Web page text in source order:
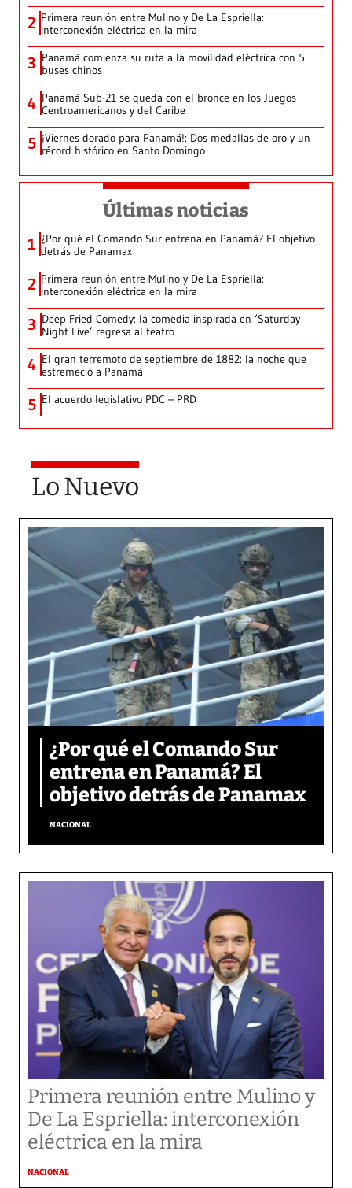
2 Primera reunión entre Mulino y De La Espriella:
interconexión eléctrica en la mira
3 Panamá comienza su ruta a la movilidad eléctrica con 5
buses chinos
4 Panamá Sub-21 se queda con el bronce en los Juegos
Centroamericanos y del Caribe
5 ¡Viernes dorado para Panamá!: Dos medallas de oro y un
récord histórico en Santo Domingo
Últimas noticias
1 ¿Por qué el Comando Sur entrena en Panamá? El objetivo
detrás de Panamax
2 Primera reunión entre Mulino y De La Espriella:
interconexión eléctrica en la mira
3 Deep Fried Comedy: la comedia inspirada en ‘Saturday
Night Live’ regresa al teatro
4 El gran terremoto de septiembre de 1882: la noche que
estremeció a Panamá
5 El acuerdo legislativo PDC – PRD
Lo Nuevo
¿Por qué el Comando Sur
entrena en Panamá? El
objetivo detrás de Panamax
NACIONAL
Primera reunión entre Mulino y
De La Espriella: interconexión
eléctrica en la mira
NACIONAL